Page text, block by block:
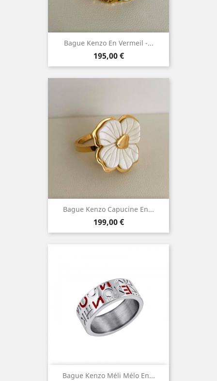
Bague Kenzo En Vermeil -...
Prix
195,00 €
Bague Kenzo Capucine En...
Prix
199,00 €
Bague Kenzo Méli Mélo En...